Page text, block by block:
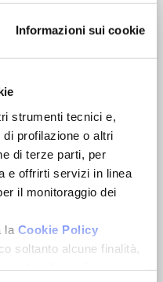
Informazioni sui cookie
strumenti tecnici e,
profilazione o altri
di terze parti, per
e offrirti servizi in linea
il monitoraggio dei
la Cookie Policy
soltanto alcune finalità,